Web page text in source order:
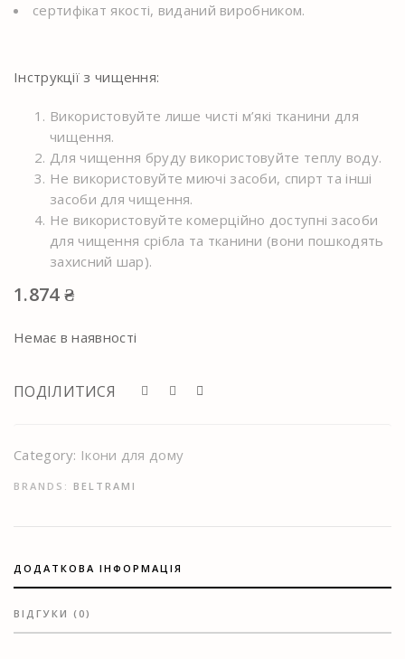
сертифікат якості, виданий виробником.
Інструкції з чищення:
Використовуйте лише чисті м’які тканини для
чищення.
Для чищення бруду використовуйте теплу воду.
Не використовуйте миючі засоби, спирт та інші
засоби для чищення.
Не використовуйте комерційно доступні засоби
для чищення срібла та тканини (вони пошкодять
захисний шар).
1.874₴
Немає в наявності
ПОДІЛИТИСЯ
Category: Ікони для дому
BRANDS: BELTRAMI
ДОДАТКОВА ІНФОРМАЦІЯ
ВІДГУКИ (0)